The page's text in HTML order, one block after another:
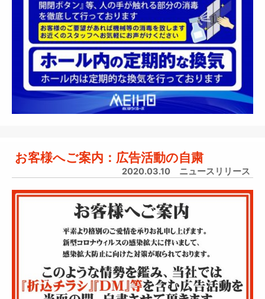
お客様へご案内：広告活動の自粛
2020.03.10 ニュースリリース